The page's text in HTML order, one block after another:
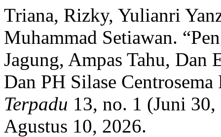
Triana, Rizky, Yulianri
Muhammad Setiawan.
Jagung, Ampas Tahu,
Dan PH Silase Centrosema
Terpadu 13, no. 1 (Juni
Agustus 10, 2026.